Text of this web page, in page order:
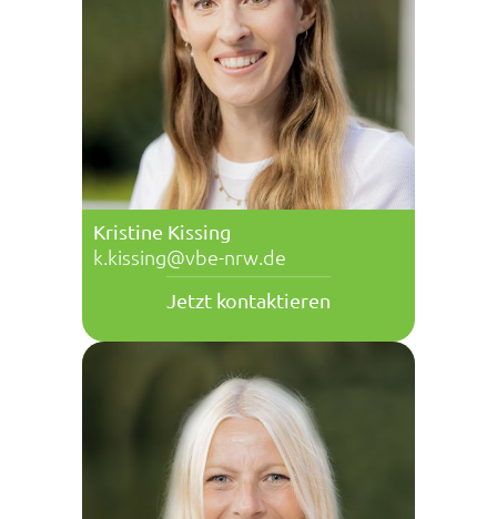
Kristine Kissing
k.kissing@vbe-nrw.de
Jetzt kontaktieren